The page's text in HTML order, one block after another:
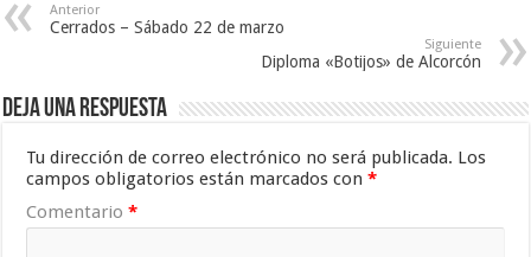
Anterior
Cerrados – Sábado 22 de marzo
Siguiente
Diploma «Botijos» de Alcorcón
Deja una respuesta
Tu dirección de correo electrónico no será publicada. Los
campos obligatorios están marcados con*
Comentario*